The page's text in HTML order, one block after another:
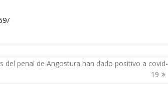
del penal de Angostura han dado positivo a covid-
19